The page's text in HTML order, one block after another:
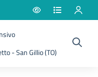
- San Gillio (TO)